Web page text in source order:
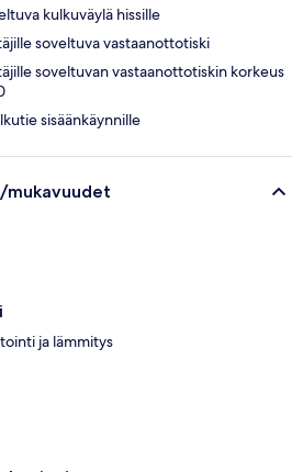
kulkuväylä hissille
soveltuva vastaanottotiski
soveltuvan vastaanottotiskin korkeus
sisäänkäynnille
mukavuudet
ja lämmitys